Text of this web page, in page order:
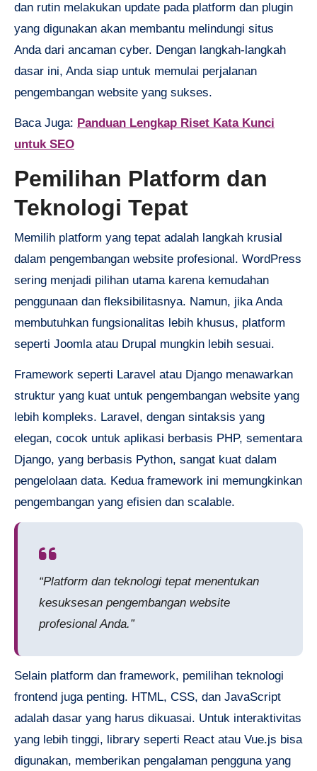
dan rutin melakukan update pada platform dan plugin
yang digunakan akan membantu melindungi situs
Anda dari ancaman cyber. Dengan langkah-langkah
dasar ini, Anda siap untuk memulai perjalanan
pengembangan website yang sukses.
Baca Juga: Panduan Lengkap Riset Kata Kunci
untuk SEO
Pemilihan Platform dan
Teknologi Tepat
Memilih platform yang tepat adalah langkah krusial
dalam pengembangan website profesional. WordPress
sering menjadi pilihan utama karena kemudahan
penggunaan dan fleksibilitasnya. Namun, jika Anda
membutuhkan fungsionalitas lebih khusus, platform
seperti Joomla atau Drupal mungkin lebih sesuai.
Framework seperti Laravel atau Django menawarkan
struktur yang kuat untuk pengembangan website yang
lebih kompleks. Laravel, dengan sintaksis yang
elegan, cocok untuk aplikasi berbasis PHP, sementara
Django, yang berbasis Python, sangat kuat dalam
pengelolaan data. Kedua framework ini memungkinkan
pengembangan yang efisien dan scalable.
“Platform dan teknologi tepat menentukan
kesuksesan pengembangan website
profesional Anda.”
Selain platform dan framework, pemilihan teknologi
frontend juga penting. HTML, CSS, dan JavaScript
adalah dasar yang harus dikuasai. Untuk interaktivitas
yang lebih tinggi, library seperti React atau Vue.js bisa
digunakan, memberikan pengalaman pengguna yang